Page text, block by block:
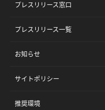
プレスリリース窓口
プレスリリース一覧
お知らせ
サイトポリシー
推奨環境